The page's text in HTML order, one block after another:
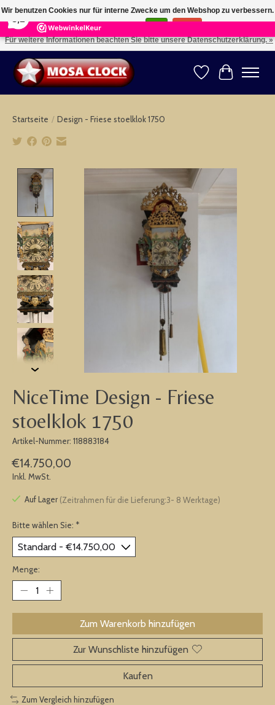
164 Reviews ×
Kies uw taal: NL -- Wählen Sie ihre Sprache: DE -- Choose your language: EN ⇓ ⇒
Wunschzettel
Ihr
Startseite / Design - Friese stoelklok 1750
Product image slideshow Items
NiceTime Design - Friese
stoelklok 1750
Artikel-Nummer: 118883184
€14.750,00
Inkl. MwSt.
Auf Lager (Zeitrahmen für die Lieferung:3- 8 Werktage)
Bitte wählen Sie: *
Menge:
Zum Warenkorb hinzufügen
Zur Wunschliste hinzufügen
Kaufen
Zum Vergleich hinzufügen
Wir benutzen Cookies nur für interne Zwecke um den Webshop zu verbessern.
Ist das in Ordnung?
Für weitere Informationen beachten Sie bitte unsere Datenschutzerklärung. »